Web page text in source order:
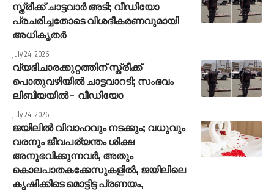
സ്ത്രീക്ക് ചാട്ടവാർ അടി; വീഡിയോ
പ്രചരിച്ചതോടെ വിശദീകരണവുമായി
അധികൃതർ
July 24, 2026
വ്യഭിചാരക്കുറ്റത്തിന് സ്ത്രീക്ക്
പൊതുവഴിയിൽ ചാട്ടവാറടി; സംഭവം
ലിബിയയിൽ – വീഡിയോ
July 24, 2026
ജയിലിൽ വിവാഹവും നടക്കും; വധുവും
വരനും ജീവപര്യന്തം ശിക്ഷ
അനുഭവിക്കുന്നവർ, അതും
കൊലപാതകക്കേസുകളിൽ, ജയിലിലെ
കൃഷിക്കിടെ മൊട്ടിട്ട പ്രണയം,